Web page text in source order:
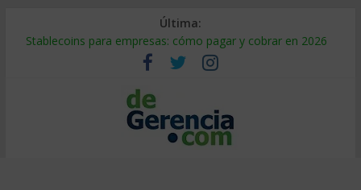
Última:
Stablecoins para empresas: cómo pagar y cobrar en 2026
Despido silencioso: qué es y por qué sale tan caro
IA en selección de personal: cómo auditarla a tiempo
Trabajo forzoso en la cadena de suministro: qué hacer
Mercado hispano de EE. UU.: cómo segmentarlo y venderle